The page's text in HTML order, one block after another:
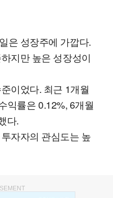
은 성장주에 가깝다.
지만 높은 성장성이
이었다. 최근 1개월
익률은 0.12%, 6개월
다.
자자의 관심도는 높